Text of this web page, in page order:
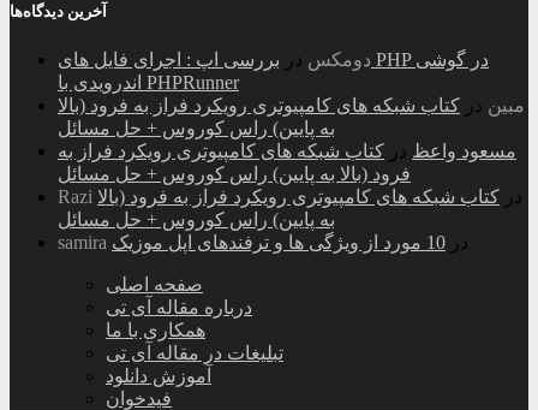
آخرین دیدگاه‌ها
دومکس در بررسی اپ : اجرای فایل های PHP در گوشی
اندرویدی با PHPRunner
مبین در کتاب شبکه های کامپیوتری رویکرد فراز به فرود (بالا
به پایین) راس کوروس + حل مسائل
مسعود واعظ در کتاب شبکه های کامپیوتری رویکرد فراز به
فرود (بالا به پایین) راس کوروس + حل مسائل
Razi
در کتاب شبکه های کامپیوتری رویکرد فراز به فرود (بالا
به پایین) راس کوروس + حل مسائل
samira
در 10 مورد از ویژگی ها و ترفندهای اپل موزیک
صفحه اصلی
درباره مقاله آی تی
همکاری با ما
تبلیغات در مقاله آی تی
آموزش دانلود
فیدخوان